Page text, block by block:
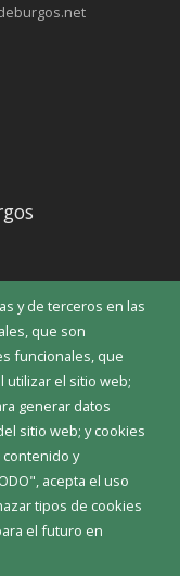
y de terceros en las
que son
funcionales, que
utilizar el sitio web;
generar datos
sitio web; y cookies
y
acepta el uso
tipos de cookies
el futuro en